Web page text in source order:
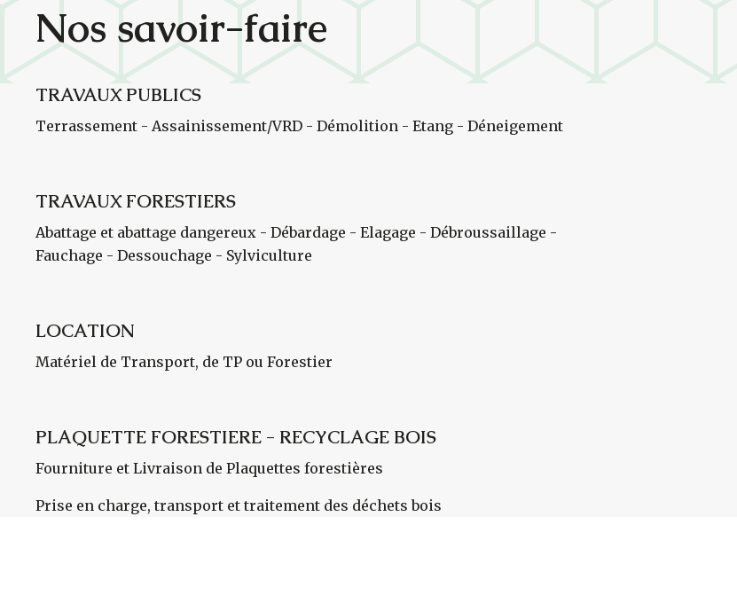
Nos savoir-faire
TRAVAUX PUBLICS
Terrassement - Assainissement/VRD - Démolition - Etang - Déneigement
TRAVAUX FORESTIERS
Abattage et abattage dangereux - Débardage - Elagage - Débroussaillage -
Fauchage - Dessouchage - Sylviculture
LOCATION
Matériel de Transport, de TP ou Forestier
PLAQUETTE FORESTIERE - RECYCLAGE BOIS
Fourniture et Livraison de Plaquettes forestières
Prise en charge, transport et traitement des déchets bois